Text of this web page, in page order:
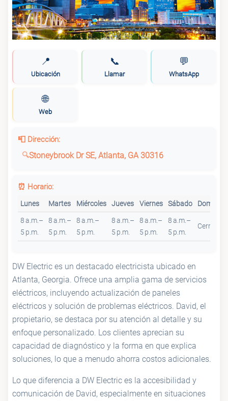
📍
Ubicación
📞
Llamar
💬
WhatsApp
🌐
Web
📮 Dirección:
Stoneybrook Dr SE, Atlanta, GA 30316
⏰ Horario:
Lunes Martes Miércoles Jueves Viernes Sábado Domingo
8 a.m.–
5 p.m.
8 a.m.–
5 p.m.
8 a.m.–
5 p.m.
8 a.m.–
5 p.m.
8 a.m.–
5 p.m.
8 a.m.–
5 p.m.
Cerrado
DW Electric es un destacado electricista ubicado en
Atlanta, Georgia. Ofrece una amplia gama de servicios
eléctricos, incluyendo actualización de paneles
eléctricos y solución de problemas eléctricos. David, el
propietario, se destaca por su atención al detalle y su
enfoque personalizado. Los clientes aprecian su
capacidad de diagnóstico y la forma en que explica
soluciones, lo que a menudo ahorra costos adicionales.
Lo que diferencia a DW Electric es la accesibilidad y
comunicación de David, especialmente en situaciones